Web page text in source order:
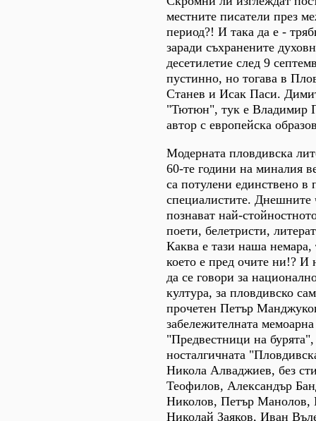
местните писатели през
период?! И така да е -
заради съхранените
десетилетие след 9
пустинно, но тогава в
Станев и Исак Паси.
"Тютюн", тук е Владимир
автор с европейска
Модерната пловдивска
60-те години на миналия
са потулени единствено в
специалистите. Днешните
познават най-
поети, белетристи,
Каква е тази наша
което е пред очите ни!? И
да се говори за
култура, за пловдивско
прочетен Петър
забележителната
"Предвестници на бурята",
носталгичната
Никола Алваджиев, без
Теофилов, Александър
Николов, Петър Манолов,
Николай Заяков, Иван